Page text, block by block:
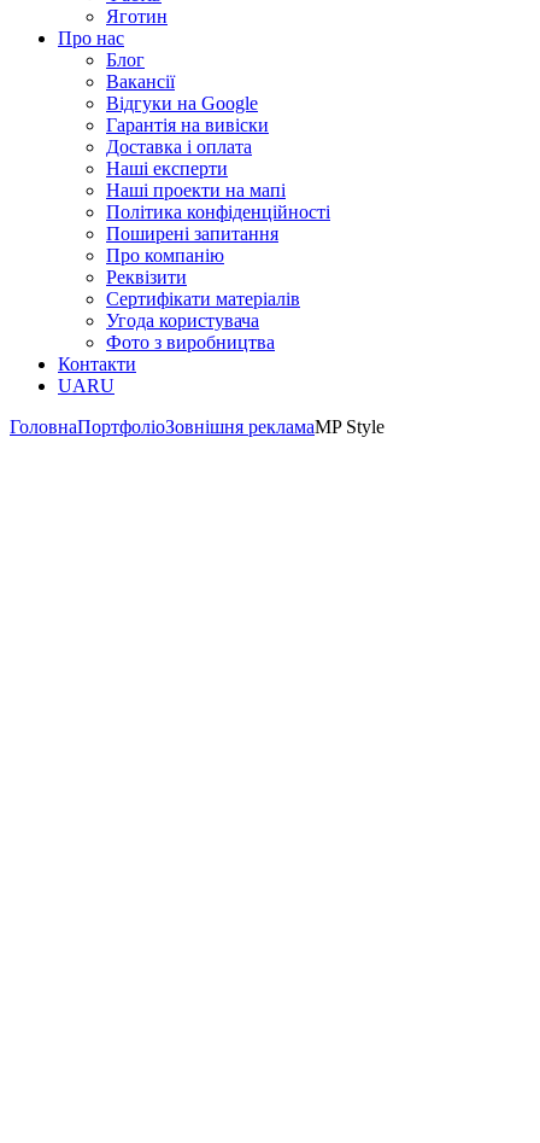
Яготин
Про нас
Блог
Вакансії
Відгуки на Google
Гарантія на вивіски
Доставка і оплата
Наші експерти
Наші проекти на мапі
Політика конфіденційності
Поширені запитання
Про компанію
Реквізити
Сертифікати матеріалів
Угода користувача
Фото з виробництва
Контакти
UARU
ГоловнаПортфоліоЗовнішня рекламаMP Style